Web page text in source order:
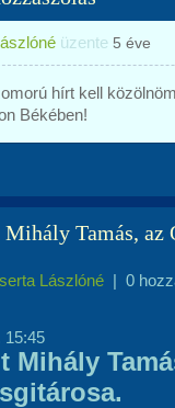
üzente 5 éve
hírt kell
Békében!
Tamás, az
Lászlóné | 0
15:45
Mihály